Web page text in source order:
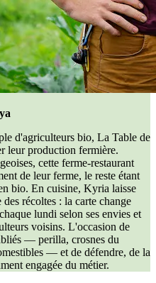
d'agriculteurs bio, La Table de
leur production fermière.
cette ferme-restaurant
de leur ferme, le reste étant
bio. En cuisine, Kyria laisse
récoltes : la carte change
lundi selon ses envies et
voisins. L'occasion de
— perilla, crosnes du
— et de défendre, de la
engagée du métier.